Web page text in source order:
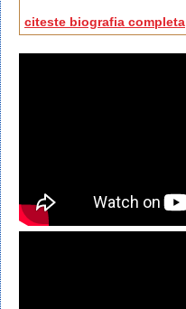
citeste biografia completa